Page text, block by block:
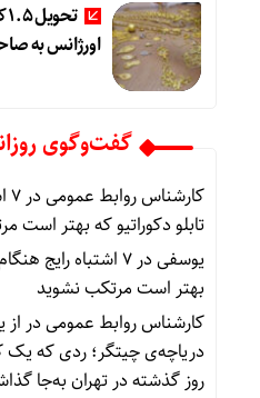
اورژانس به
گفت‌وگوی
کارشناس روابط عمومیدر
تابلو دکوراتیو که بهتر است
یوسفیدر
۷ اشتباه رایج
بهتر است مرتکب نشوید
کارشناس روابط عمومیدر
دریاچه‌ی چیتگر؛ ردی که
روز گذشته در تهران به‌جا